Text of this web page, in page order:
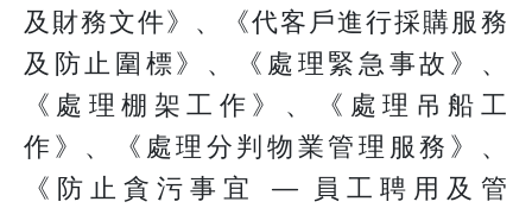
及財務文件》、《代客戶進行採購服務
及防止圍標》、《處理緊急事故》、
《處理棚架工作》、《處理吊船工
作》、《處理分判物業管理服務》、
《防止貪污事宜 — 員工聘用及管